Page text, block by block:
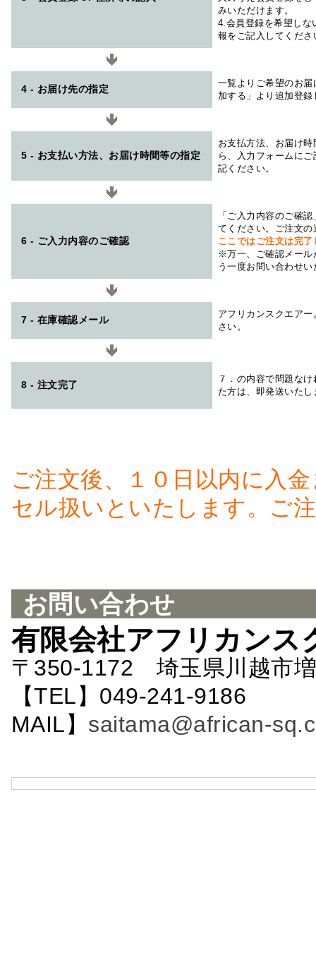
みいただけます。
4.会員登録を希望しな
報をご記入してくださ
4 - お届け先の指定
一覧よりご希望のお
加する」より追加登
5 - お支払い方法、お届け時間等の指定
お支払方法、お届け
ら、入力フォームに
記ください。
6 - ご入力内容のご確認
「ご入力内容のご確
てください。ご注文
ここではご注文は完
※万一、ご確認メール
う一度お問い合わせ
7 - 在庫確認メール
アフリカンスクエアー
さい。
8 - 注文完了
７．の内容で問題な
た方は、即発送いたし
ご注文後、１０日以内に入
セル扱いといたします。ご
お問い合わせ
有限会社アフリカンス
〒350-1172 埼玉県川越市
【TEL】049-241-
MAIL】 saitama@african-